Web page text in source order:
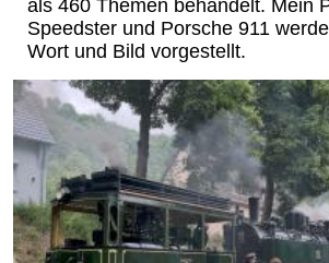
als 460 Themen behandelt. Mein
Speedster und Porsche 911
Wort und Bild vorgestellt.